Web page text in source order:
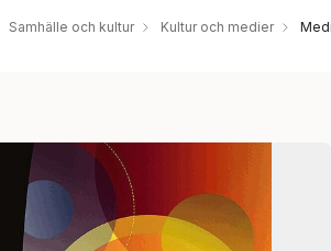
Samhälle och kultur Kultur och medier